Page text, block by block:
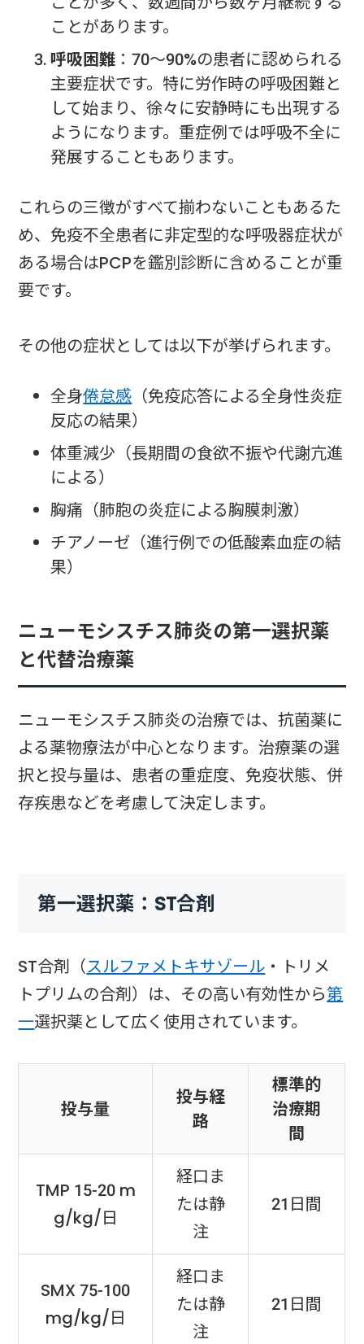
ことがあります。
呼吸困難 ：70～90%の患者に認められる
主要症状です。特に労作時の呼吸困難と
して始まり、徐々に安静時にも出現する
ようになります。重症例では呼吸不全に
発展することもあります。
これらの三徴がすべて揃わないこともあるた
め、免疫不全患者に非定型的な呼吸器症状が
ある場合はPCPを鑑別診断に含めることが重
要です。
その他の症状としては以下が挙げられます。
全身倦怠感 （免疫応答による全身性炎症
反応の結果）
体重減少（長期間の食欲不振や代謝亢進
による）
胸痛（肺胞の炎症による胸膜刺激）
チアノーゼ（進行例での低酸素血症の結
果）
ニューモシスチス肺炎の第一選択薬
と代替治療薬
ニューモシスチス肺炎の治療では、抗菌薬に
よる薬物療法が中心となります。治療薬の選
択と投与量は、患者の重症度、免疫状態、併
存疾患などを考慮して決定します。
第一選択薬：ST合剤
ST合剤（スルファメトキサゾール ・トリメ
トプリムの合剤）は、その高い有効性から第
一選択薬として広く使用されています。
投与量
投与経
路
標準的
治療期
間
TMP 15-20 m
g/kg/日
経口ま
たは静
注
21日間
SMX 75-100
mg/kg/日
経口ま
たは静
注
21日間